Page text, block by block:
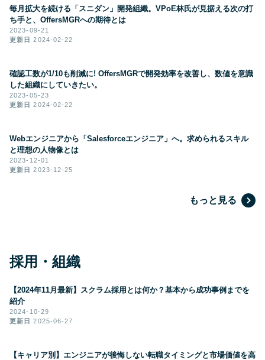
毎月拡大を続ける「スニダン」開発組織。VPoE林氏が見据える次の打
ち手と、OffersMGRへの期待とは
2023-09-21
更新日2024-02-22
確認工数が1/10も削減に! OffersMGRで開発効率を改善し、数値を意識
した組織にしていきたい。
2023-05-23
更新日2024-02-22
Webエンジニアから「Salesforceエンジニア」へ。求められるスキル
と理想の人物像とは
2023-12-01
更新日2023-12-25
もっと見る
採用・組織
【2024年11月最新】スクラム採用とは何か？基本から成功事例までを
紹介
2024-10-29
更新日2025-06-27
【キャリア別】エンジニアが後悔しない転職タイミングと市場価値を高